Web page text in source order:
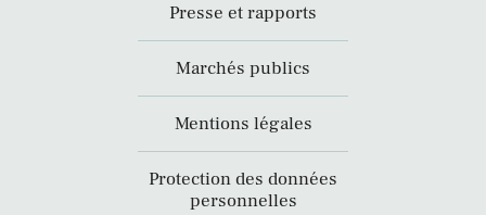
Presse et rapports
Marchés publics
Mentions légales
Protection des données
personnelles